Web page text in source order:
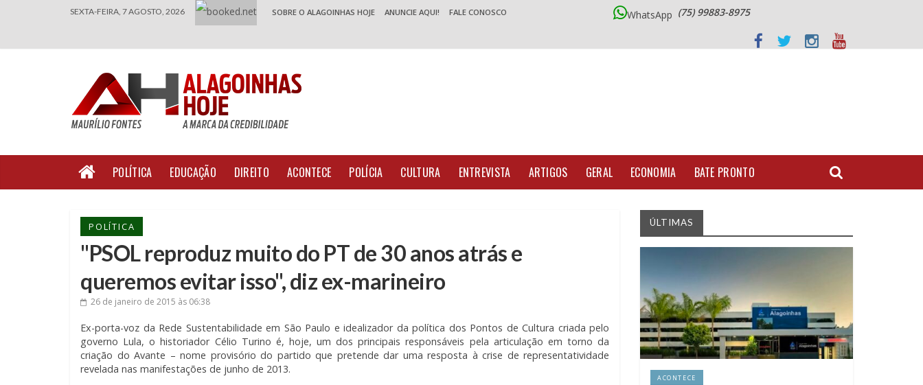
SEXTA-FEIRA, 7 AGOSTO, 2026 SOBRE O ALAGOINHAS HOJE ANUNCIE AQUI! FALE CONOSCO WhatsApp (75) 99883-8975
POLÍTICA EDUCAÇÃO DIREITO ACONTECE POLÍCIA CULTURA ENTREVISTA ARTIGOS GERAL ECONOMIA BATE PRONTO
POLÍTICA
"PSOL reproduz muito do PT de 30 anos atrás e
queremos evitar isso", diz ex-marineiro
26 de janeiro de 2015 às 06:38
Ex-porta-voz da Rede Sustentabilidade em São Paulo e idealizador da política dos Pontos de Cultura criada pelo
governo Lula, o historiador Célio Turino é, hoje, um dos principais responsáveis pela articulação em torno da
criação do Avante – nome provisório do partido que pretende dar uma resposta à crise de representatividade
revelada nas manifestações de junho de 2013.
ÚLTIMAS
ACONTECE